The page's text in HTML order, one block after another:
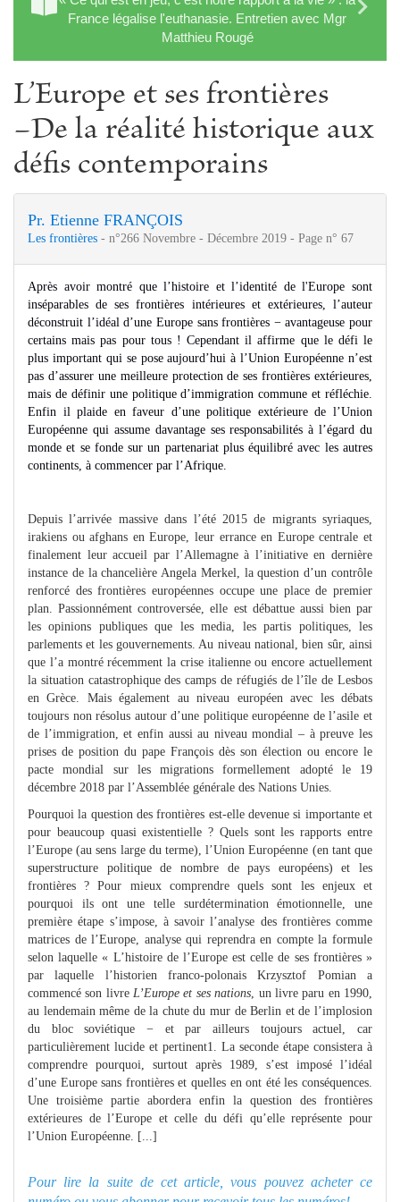
France légalise l'euthanasie. Entretien avec Mgr
Matthieu Rougé
L’Europe et ses frontières
−De la réalité historique aux
défis contemporains
Pr. Etienne FRANÇOIS
Les frontières - n°266 Novembre - Décembre 2019 - Page n° 67
Après avoir montré que l’histoire et l’identité de l'Europe sont
inséparables de ses frontières intérieures et extérieures, l’auteur
déconstruit l’idéal d’une Europe sans frontières − avantageuse pour
certains mais pas pour tous ! Cependant il affirme que le défi le
plus important qui se pose aujourd’hui à l’Union Européenne n’est
pas d’assurer une meilleure protection de ses frontières extérieures,
mais de définir une politique d’immigration commune et réfléchie.
Enfin il plaide en faveur d’une politique extérieure de l’Union
Européenne qui assume davantage ses responsabilités à l’égard du
monde et se fonde sur un partenariat plus équilibré avec les autres
continents, à commencer par l’Afrique.
Depuis l’arrivée massive dans l’été 2015 de migrants syriaques,
irakiens ou afghans en Europe, leur errance en Europe centrale et
finalement leur accueil par l’Allemagne à l’initiative en dernière
instance de la chancelière Angela Merkel, la question d’un contrôle
renforcé des frontières européennes occupe une place de premier
plan. Passionnément controversée, elle est débattue aussi bien par
les opinions publiques que les media, les partis politiques, les
parlements et les gouvernements. Au niveau national, bien sûr, ainsi
que l’a montré récemment la crise italienne ou encore actuellement
la situation catastrophique des camps de réfugiés de l’île de Lesbos
en Grèce. Mais également au niveau européen avec les débats
toujours non résolus autour d’une politique européenne de l’asile et
de l’immigration, et enfin aussi au niveau mondial – à preuve les
prises de position du pape François dès son élection ou encore le
pacte mondial sur les migrations formellement adopté le 19
décembre 2018 par l’Assemblée générale des Nations Unies.
Pourquoi la question des frontières est-elle devenue si importante et
pour beaucoup quasi existentielle ? Quels sont les rapports entre
l’Europe (au sens large du terme), l’Union Européenne (en tant que
superstructure politique de nombre de pays européens) et les
frontières ? Pour mieux comprendre quels sont les enjeux et
pourquoi ils ont une telle surdétermination émotionnelle, une
première étape s’impose, à savoir l’analyse des frontières comme
matrices de l’Europe, analyse qui reprendra en compte la formule
selon laquelle « L’histoire de l’Europe est celle de ses frontières »
par laquelle l’historien franco-polonais Krzysztof Pomian a
commencé son livre L’Europe et ses nations , un livre paru en 1990,
au lendemain même de la chute du mur de Berlin et de l’implosion
du bloc soviétique − et par ailleurs toujours actuel, car
particulièrement lucide et pertinent1. La seconde étape consistera à
comprendre pourquoi, surtout après 1989, s’est imposé l’idéal
d’une Europe sans frontières et quelles en ont été les conséquences.
Une troisième partie abordera enfin la question des frontières
extérieures de l’Europe et celle du défi qu’elle représente pour
l’Union Européenne. [...]
Pour lire la suite de cet article, vous pouvez acheter ce